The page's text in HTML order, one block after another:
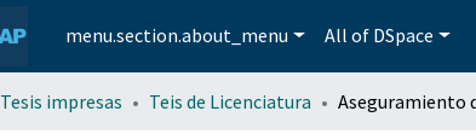
menu.section.about_menu All of DSpace
Tesis impresas Teis de Licenciatura